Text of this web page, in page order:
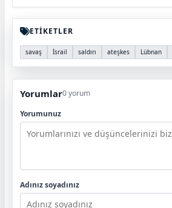
ETİKETLER
savaş İsrail saldırı ateşkes Lübnan
Yorumlar0 yorum
Yorumunuz
Adınız soyadınız